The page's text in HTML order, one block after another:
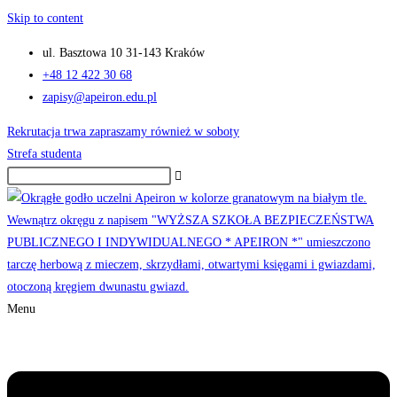
Skip to content
ul. Basztowa 10 31-143 Kraków
+48 12 422 30 68
zapisy@apeiron.edu.pl
Rekrutacja trwa zapraszamy również w soboty
Strefa studenta
Menu